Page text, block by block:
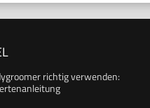
richtig verwenden: